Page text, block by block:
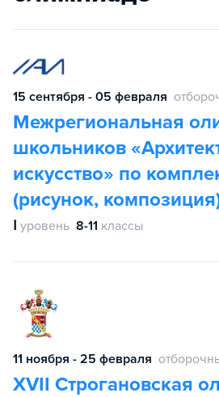
15 сентября - 05 февраля
Межрегиональная
школьников
искусство» по
(рисунок,
Ⅰ уровень 8-11 классы
11 ноября - 25 февраля
XVII Строгановская